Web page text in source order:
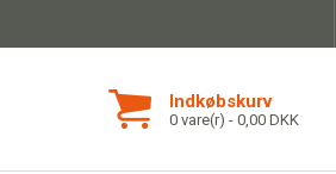
Indkøbskurv
0 vare(r) - 0,00 DKK